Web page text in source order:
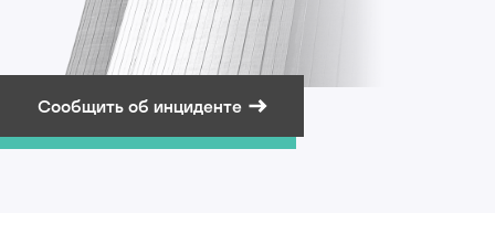
Сообщить об инциденте
Подписаться на рассылку